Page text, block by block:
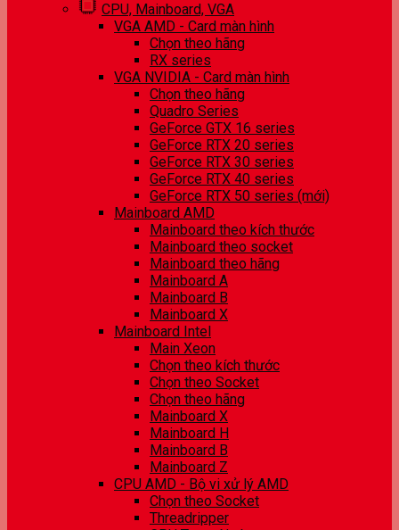
CPU, Mainboard, VGA
VGA AMD - Card màn hình
Chọn theo hãng
RX series
VGA NVIDIA - Card màn hình
Chọn theo hãng
Quadro Series
GeForce GTX 16 series
GeForce RTX 20 series
GeForce RTX 30 series
GeForce RTX 40 series
GeForce RTX 50 series (mới)
Mainboard AMD
Mainboard theo kích thước
Mainboard theo socket
Mainboard theo hãng
Mainboard A
Mainboard B
Mainboard X
Mainboard Intel
Main Xeon
Chọn theo kích thước
Chọn theo Socket
Chọn theo hãng
Mainboard X
Mainboard H
Mainboard B
Mainboard Z
CPU AMD - Bộ vi xử lý AMD
Chọn theo Socket
Threadripper